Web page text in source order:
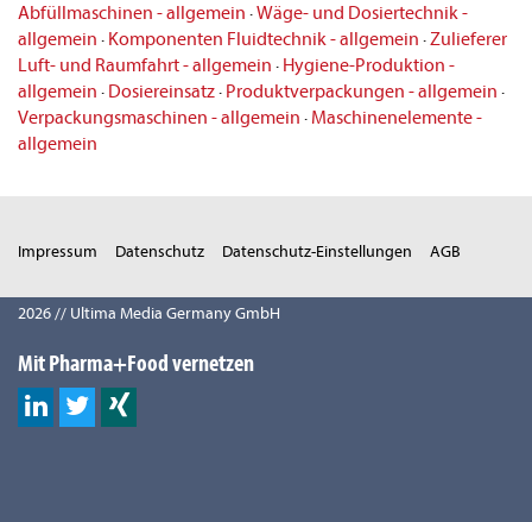
Abfüllmaschinen - allgemein ·Wäge- und Dosiertechnik -
allgemein · Komponenten Fluidtechnik - allgemein · Zulieferer
Luft- und Raumfahrt - allgemein · Hygiene-Produktion -
allgemein · Dosiereinsatz· Produktverpackungen - allgemein ·
Verpackungsmaschinen - allgemein · Maschinenelemente -
allgemein
Impressum Datenschutz Datenschutz-Einstellungen AGB
2026 // Ultima Media Germany GmbH
Mit Pharma+Food vernetzen